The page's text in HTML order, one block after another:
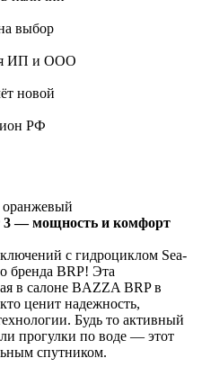
выбор
ИП и ООО
новой
РФ
оранжевый
3 — мощность и комфорт
с гидроциклом Sea-
бренда BRP! Эта
в салоне BAZZA BRP в
ценит надежность,
Будь то активный
прогулки по воде — этот
спутником.